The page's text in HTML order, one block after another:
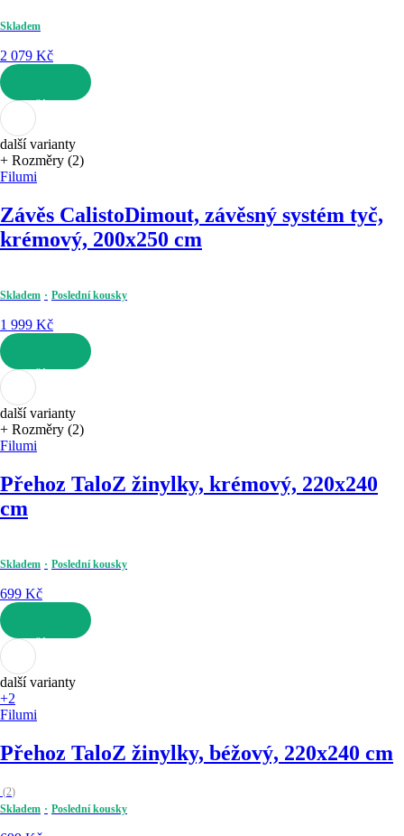
Skladem
2 079 Kč
DO KOŠÍKU
další varianty
+ Rozměry (2)
Filumi
Závěs CalistoDimout, závěsný systém tyč,
krémový, 200x250 cm
Skladem Poslední kousky
1 999 Kč
DO KOŠÍKU
další varianty
+ Rozměry (2)
Filumi
Přehoz TaloZ žinylky, krémový, 220x240
cm
Skladem Poslední kousky
699 Kč
DO KOŠÍKU
další varianty
+2
Filumi
Přehoz TaloZ žinylky, béžový, 220x240 cm
(2)
Skladem
Poslední kousky